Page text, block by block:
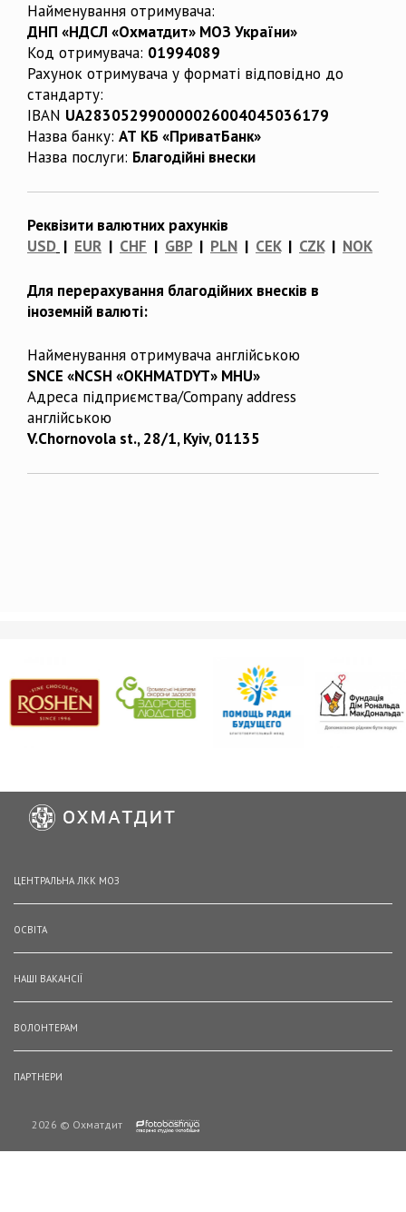
Найменування отримувача:
ДНП «НДСЛ «Охматдит» МОЗ України»
Код отримувача: 01994089
Рахунок отримувача у форматі відповідно до
стандарту:
IBAN UA283052990000026004045036179
Назва банку: АТ КБ «ПриватБанк»
Назва послуги: Благодійні внески
Реквізити валютних рахунків
USD | EUR | CHF | GBP| PLN | CEK| CZK| NOK
Для перерахування благодійних внесків в
іноземній валюті:
Найменування отримувача англійською
SNCE «NCSH «OKHMATDYT» MHU»
Адреса підприємства/Company address
англійською
V.Chornovola st., 28/1, Kyiv, 01135
ЦЕНТРАЛЬНА ЛКК МОЗ
ОСВІТА
НАШІ ВАКАНСІЇ
ВОЛОНТЕРАМ
ПАРТНЕРИ
2026 © Охматдит